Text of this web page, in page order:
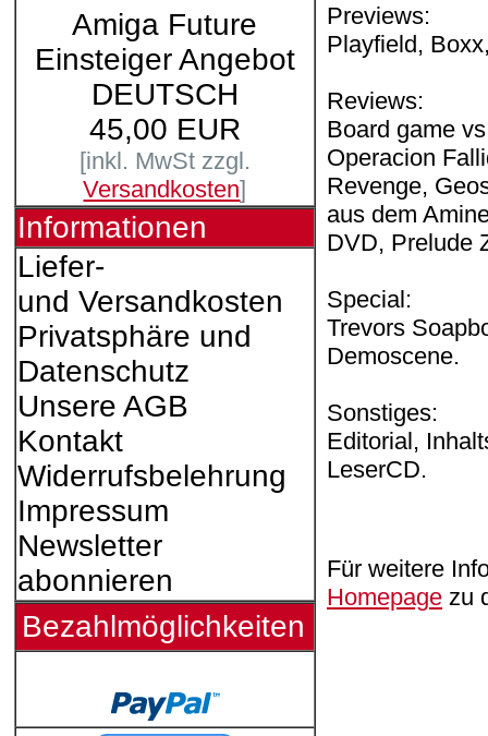
Amiga Future
Einsteiger Angebot
DEUTSCH
45,00 EUR
[inkl. MwSt zzgl.
Versandkosten]
Informationen
Liefer-
und Versandkosten
Privatsphäre und
Datenschutz
Unsere AGB
Kontakt
Widerrufsbelehrung
Impressum
Newsletter
abonnieren
Bezahlmöglichkeiten
Previews:
Playfield,
Reviews:
Board game
Operacion
Revenge,
aus dem
DVD, Prelude
Special:
Trevors
Demoscene.
Sonstiges:
Editorial,
LeserCD.
Für weitere
Homepage zu